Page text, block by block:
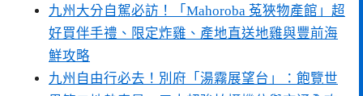
九州大分自駕必訪！「Mahoroba 菟狹物產館」超
好買伴手禮、限定炸雞、產地直送地雞與豐前海
鮮攻略
九州自由行必去！別府「湯霧展望台」：飽覽世